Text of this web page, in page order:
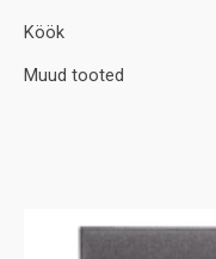
Köök
Muud tooted